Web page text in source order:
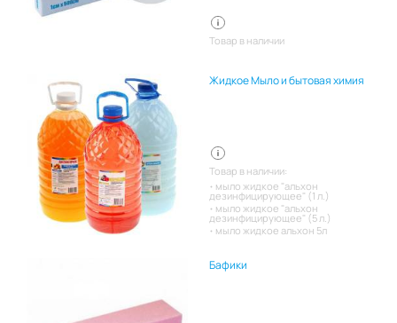
Товар в наличии
Жидкое Мыло и бытовая химия
Товар в наличии:
мыло жидкое "альхон
дезинфицирующее" (1 л.)
мыло жидкое "альхон
дезинфицирующее" (5 л.)
мыло жидкое альхон 5л
Бафики